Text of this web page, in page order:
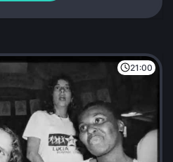
21:00